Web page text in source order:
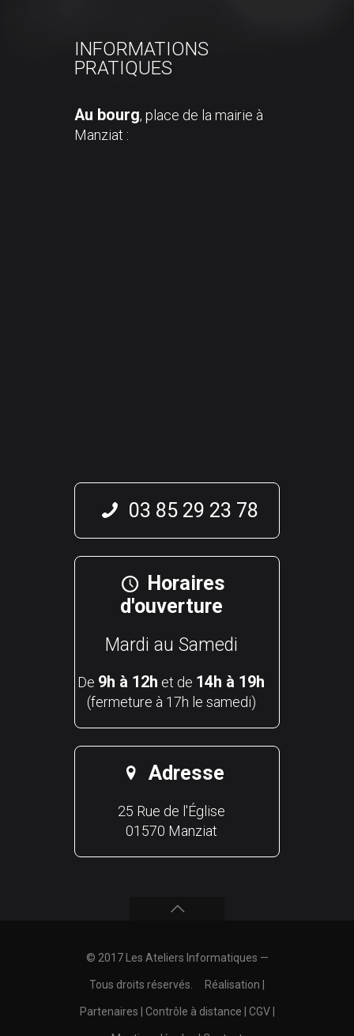
INFORMATIONS
PRATIQUES
Au bourg, place de la mairie à
Manziat :
03 85 29 23 78
Horaires
d'ouverture
Mardi au Samedi
De 9h à 12h et de 14h à 19h
(fermeture à 17h le samedi)
Adresse
25 Rue de l'Église
01570 Manziat
© 2017 Les Ateliers Informatiques —
Tous droits réservés. Réalisation
Partenaires Contrôle à distance CGV|